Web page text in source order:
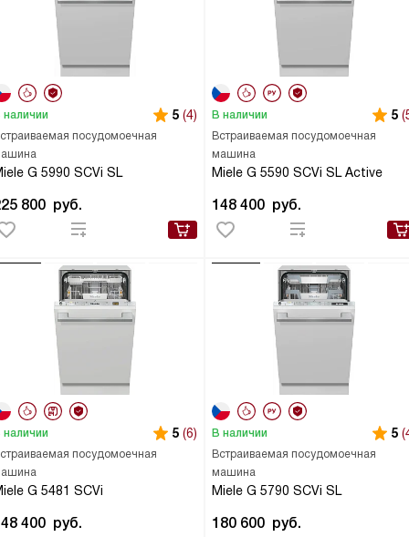
посудомоечная
G 5990 SCVi SL
наличии 5 (4)
800 руб.
Встраиваемая посудомоечная
машина
Miele G 5590 SCVi SL Active
В наличии 5
148 400 руб.
посудомоечная
G 5481 SCVi
наличии 5 (6)
400 руб.
Встраиваемая посудомоечная
машина
Miele G 5790 SCVi SL
В наличии 5
180 600 руб.